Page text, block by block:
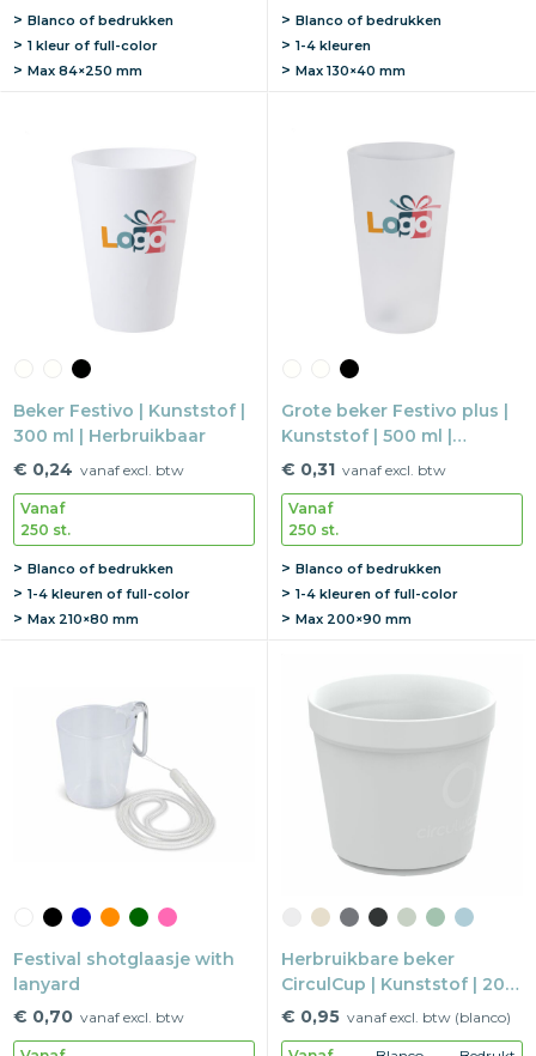
Blanco of bedrukken
1 kleur of full-color
Max 84×250 mm
Blanco of bedrukken
1-4 kleuren
Max 130×40 mm
Beker Festivo | Kunststof |
300 ml | Herbruikbaar
€ 0,24 vanaf excl. btw
Vanaf
250 st.
Blanco of bedrukken
1-4 kleuren of full-color
Max 210×80 mm
Grote beker Festivo plus |
Kunststof | 500 ml |
Herbruikbaar
€ 0,31 vanaf excl. btw
Vanaf
250 st.
Blanco of bedrukken
1-4 kleuren of full-color
Max 200×90 mm
Festival shotglaasje with
lanyard
€ 0,70 vanaf excl. btw
Herbruikbare beker
CirculCup | Kunststof | 200
ml | Volledig recyclebaar
€ 0,95 vanaf excl. btw (blanco)